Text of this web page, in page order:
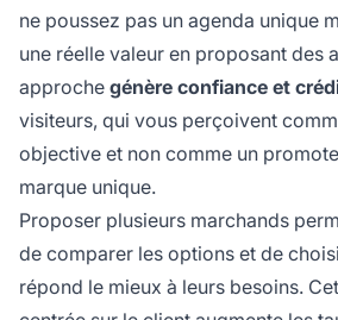
ne poussez pas un agenda unique
une réelle valeur en proposant des
approche génère confiance et
visiteurs, qui vous perçoivent
objective et non comme un
marque unique.
Proposer plusieurs marchands
de comparer les options et de
répond le mieux à leurs besoins.